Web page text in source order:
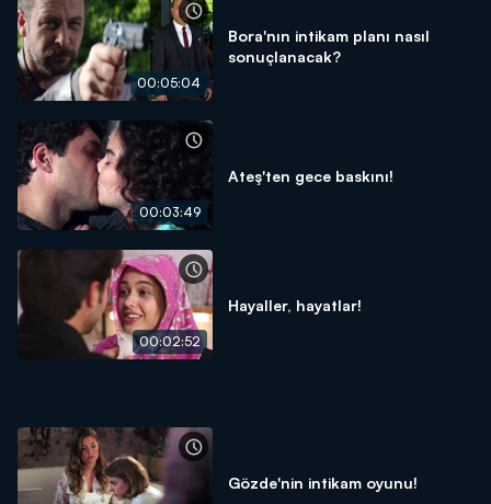
00:05:04
Bora'nın intikam planı nasıl
sonuçlanacak?
00:03:49
Ateş'ten gece baskını!
00:02:52
Hayaller, hayatlar!
Gözde'nin intikam oyunu!